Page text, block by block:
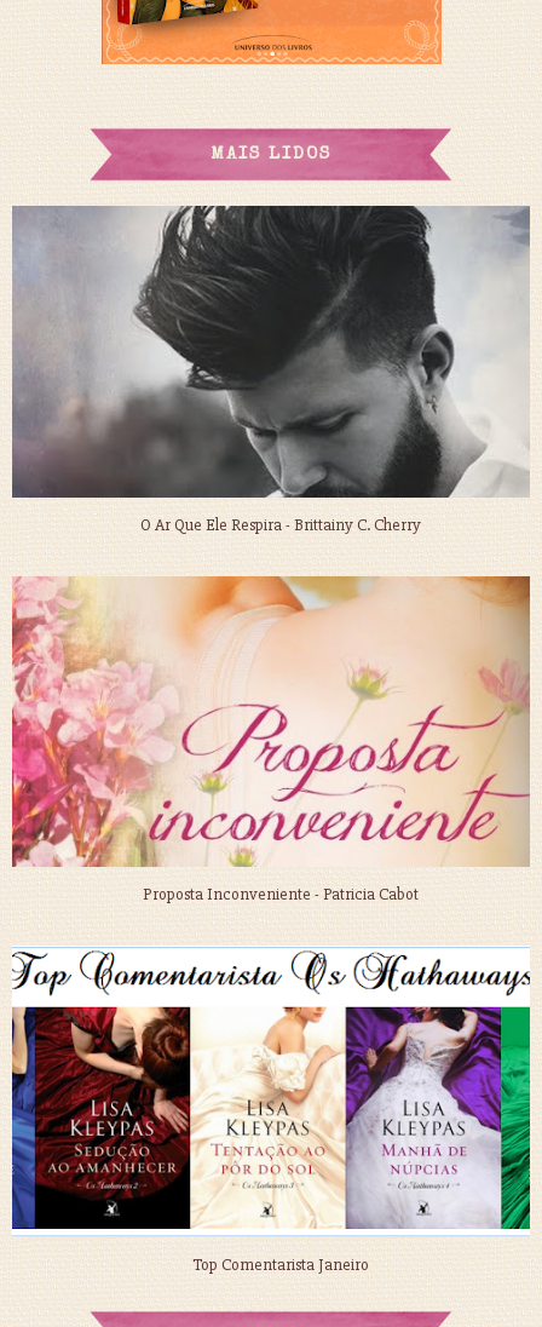
MAIS LIDOS
O Ar Que Ele Respira - Brittainy C. Cherry
Proposta Inconveniente - Patricia Cabot
Top Comentarista Janeiro